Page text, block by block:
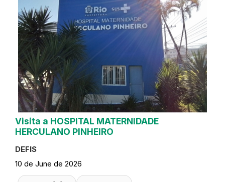
Visita a HOSPITAL MATERNIDADE
HERCULANO PINHEIRO
DEFIS
10 de June de 2026